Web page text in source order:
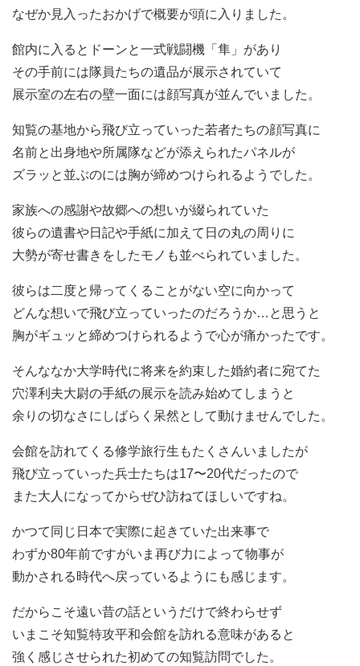
なぜか見入ったおかげで概要が頭に入りました。
館内に入るとドーンと一式戦闘機「隼」があり
その手前には隊員たちの遺品が展示されていて
展示室の左右の壁一面には顔写真が並んでいました。
知覧の基地から飛び立っていった若者たちの顔写真に
名前と出身地や所属隊などが添えられたパネルが
ズラッと並ぶのには胸が締めつけられるようでした。
家族への感謝や故郷への想いが綴られていた
彼らの遺書や日記や手紙に加えて日の丸の周りに
大勢が寄せ書きをしたモノも並べられていました。
彼らは二度と帰ってくることがない空に向かって
どんな想いで飛び立っていったのだろうか…と思うと
胸がギュッと締めつけられるようで心が痛かったです。
そんななか大学時代に将来を約束した婚約者に宛てた
穴澤利夫大尉の手紙の展示を読み始めてしまうと
余りの切なさにしばらく呆然として動けませんでした。
会館を訪れてくる修学旅行生もたくさんいましたが
飛び立っていった兵士たちは17〜20代だったので
また大人になってからぜひ訪ねてほしいですね。
かつて同じ日本で実際に起きていた出来事で
わずか80年前ですがいま再び力によって物事が
動かされる時代へ戻っているようにも感じます。
だからこそ遠い昔の話というだけで終わらせず
いまこそ知覧特攻平和会館を訪れる意味があると
強く感じさせられた初めての知覧訪問でした。